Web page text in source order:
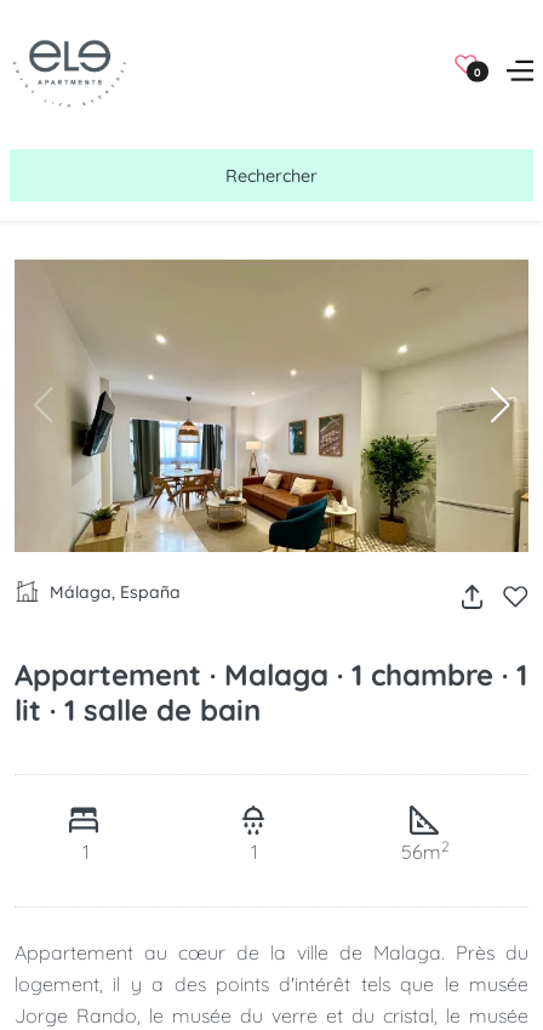
0
Rechercher
Málaga, España
Appartement · Malaga · 1 chambre · 1
lit · 1 salle de bain
1 1 56m2
Appartement au cœur de la ville de Malaga. Près du
logement, il y a des points d'intérêt tels que le musée
Jorge Rando, le musée du verre et du cristal, le musée